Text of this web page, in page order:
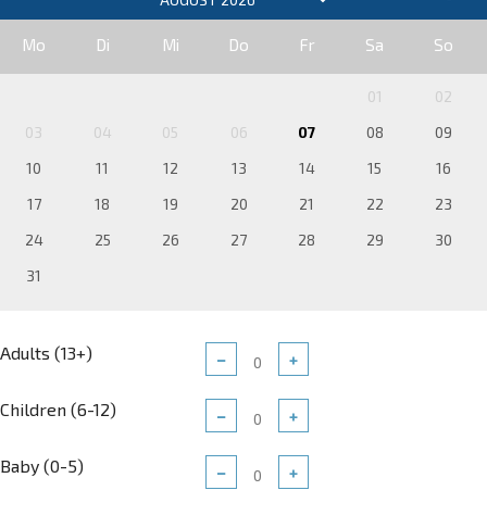
Mo Di Mi Do Fr Sa So
01
02
03
04 05 06 07 08
09
10
11 12 13 14 15
16
17
18 19 20 21 22
23
24
25 26 27 28 29
30
31
Adults (13+) − +
Children (6-12) − +
Baby (0-5) − +